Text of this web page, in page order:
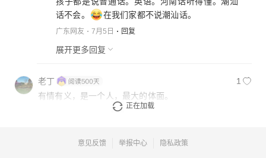
话不会。
在我们家都不说潮汕话。
广东网友 7月5日 回复
展开更多回复
老丁
1
有情有义，是一个人，最大的体面。
回复
正在加载
意见反馈 举报中心 隐私政策